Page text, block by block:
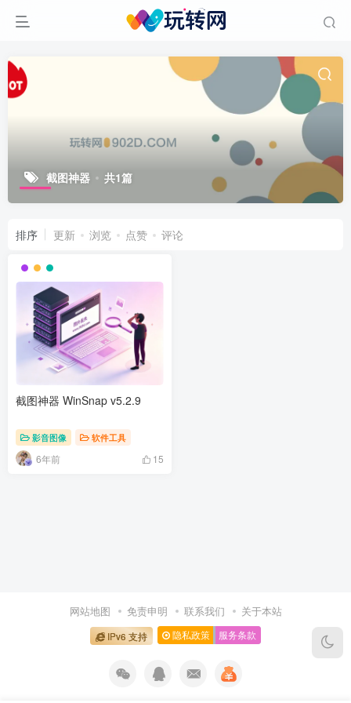
截图神器 共1篇
排序 更新 浏览 点赞 评论
截图神器 WinSnap v5.2.9
影音图像 软件工具
6年前 15
网站地图 免责申明 联系我们 关于本站
IPv6 支持 隐私政策 服务条款